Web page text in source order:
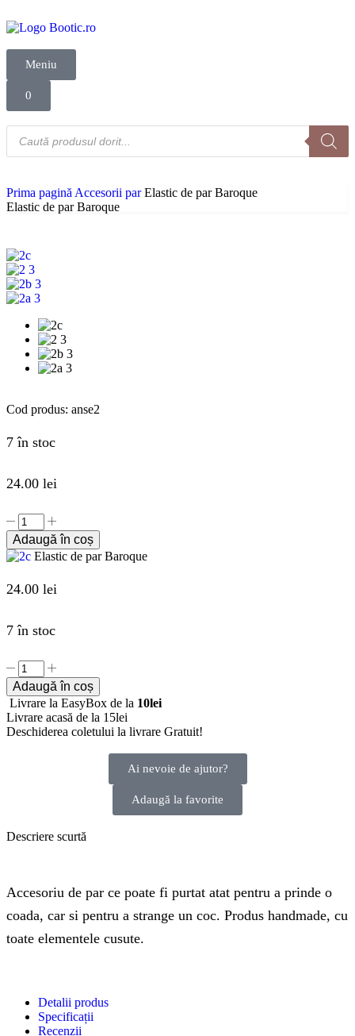
Meniu
0
Prima pagină Accesorii par Elastic de par Baroque
Elastic de par Baroque
Cod produs: anse2
7 în stoc
24.00 lei
Adaugă în coș
Elastic de par Baroque
24.00 lei
7 în stoc
Adaugă în coș
Livrare la EasyBox de la 10lei
Livrare acasă de la 15lei
Deschiderea coletului la livrare Gratuit!
Ai nevoie de ajutor?
Adaugă la favorite
Descriere scurtă
Accesoriu de par ce poate fi purtat atat pentru a prinde o
coada, car si pentru a strange un coc. Produs handmade, cu
toate elementele cusute.
Detalii produs
Specificații
Recenzii